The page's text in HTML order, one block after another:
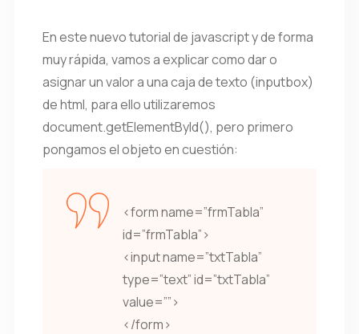
En este nuevo tutorial de javascript y de forma
muy rápida, vamos a explicar como dar o
asignar un valor a una caja de texto (inputbox)
de html, para ello utilizaremos
document.getElementById(), pero primero
pongamos el objeto en cuestión:
<form name=”frmTabla”
id=”frmTabla”>
<input name=”txtTabla”
type=”text” id=”txtTabla”
value=””>
</form>